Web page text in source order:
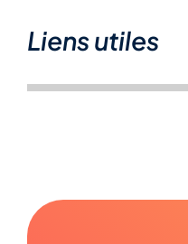
Liens utiles